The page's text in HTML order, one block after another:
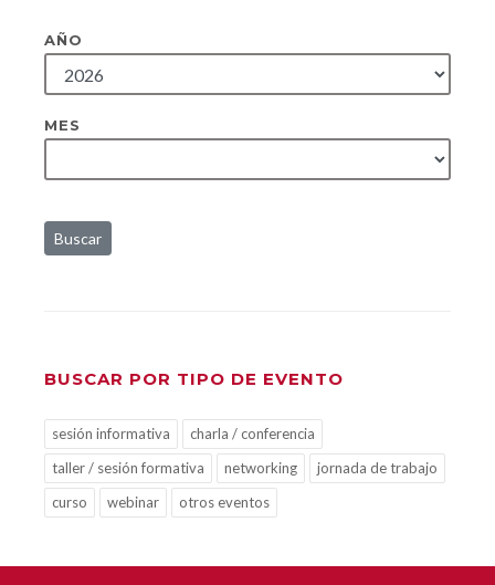
AÑO
MES
Buscar
BUSCAR POR TIPO DE EVENTO
sesión informativa
charla / conferencia
taller / sesión formativa
networking
jornada de trabajo
curso
webinar otros eventos